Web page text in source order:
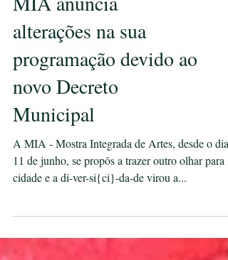
MIA anuncia
alterações na sua
programação devido ao
novo Decreto
Municipal
A MIA - Mostra Integrada de Artes, desde o dia
11 de junho, se propôs a trazer outro olhar para a